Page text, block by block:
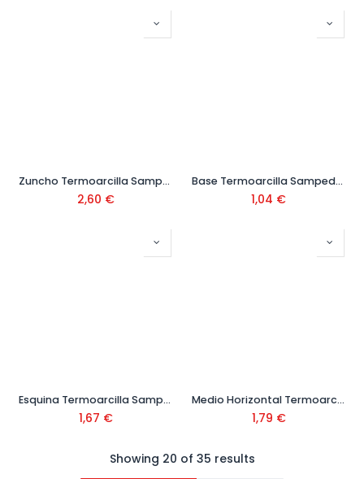
Zuncho Termoarcilla Sampedro
2,60 €
Base Termoarcilla Sampedro
1,04 €
Esquina Termoarcilla Sampedro
1,67 €
Medio Horizontal Termoarcilla Sampedro
1,79 €
Showing 20 of 35 results